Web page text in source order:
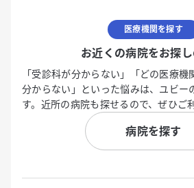
医療機関を探す
お近くの病院をお探
「受診科が分からない」「どの医療
分からない」といった悩みは、ユビー
す。近所の病院も探せるので、ぜひご
病院を探す